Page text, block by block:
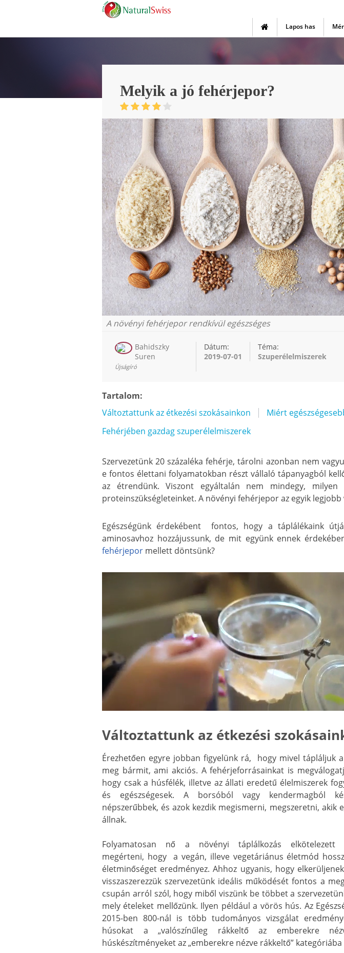
Lapos has
Melyik a jó fehérjepor?
A növényi fehérjepor rendkívül egészséges
Bahidszky
Suren
Újságíró
Dátum:
2019-07-01
Téma:
Szuperélelmiszerek
Tartalom:
Változtattunk az étkezési szokásainkon
Miért
Fehérjében gazdag szuperélelmiszerek
Szervezetünk 20 százaléka fehérje, tárolni azonban nem
e fontos élettani folyamatokban részt vállaló tápanyagból
az étrendünk. Viszont egyáltalán nem mindegy,
proteinszükségleteinket. A növényi fehérjepor az egyik legjobb
Egészségünk érdekébent fontos, hogy a táplálékaink
aminosavhoz hozzájussunk, de mit együnk ennek
fehérjepor mellett döntsünk?
Változtattunk az étkezési
Érezhetően egyre jobban figyelünk rá, hogy mivel tápláljuk
meg bármit, ami akciós. A fehérjeforrásainkat is
hogy csak a húsfélék, illetve az állati eredetű élelmiszerek
és egészségesek. A borsóból vagy kendermagból
népszerűbbek, és azok kezdik megismerni, megszeretni, akik
állnak.
Folyamatosan nő a növényi táplálkozás elkötelezett
megérteni, hogy a vegán, illeve vegetáriánus életmód
életminőséget eredményez. Ahhoz ugyanis, hogy
visszaszerezzük szervezetünk ideális működését fontos a
csupán arról szól, hogy miből viszünk be többet a
mely ételeket mellőzünk. Ilyen például a vörös hús. Az
2015-ben 800-nál is több tudományos vizsgálat
húsokat a „valószínűleg rákkeltő az emberekre
húskészítményeket az „emberekre nézve rákkeltő”